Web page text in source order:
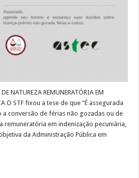
quintas-
feiras,
das
16h
19h.
NATUREZA REMUNERATÓRIA EM
O STF fixou a tese de que “É assegurada
conversão de férias não gozadas ou de
remuneratória em indenização pecuniária,
da Administração Pública em